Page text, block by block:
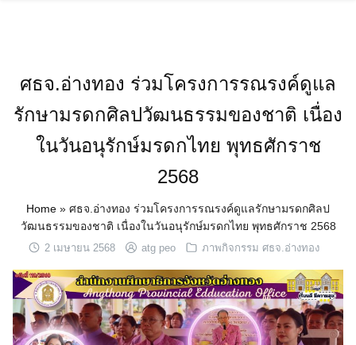
ศธจ.อ่างทอง ร่วมโครงการรณรงค์ดูแล
รักษามรดกศิลปวัฒนธรรมของชาติ เนื่อง
ในวันอนุรักษ์มรดกไทย พุทธศักราช
2568
Home » ศธจ.อ่างทอง ร่วมโครงการรณรงค์ดูแลรักษามรดกศิลป
วัฒนธรรมของชาติ เนื่องในวันอนุรักษ์มรดกไทย พุทธศักราช 2568
2 เมษายน 2568 atg peo ภาพกิจกรรม ศธจ.อ่างทอง